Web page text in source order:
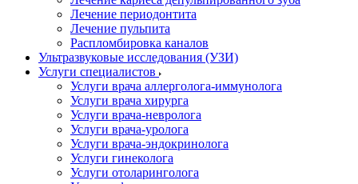
Лечение периодонтита
Лечение пульпита
Распломбировка каналов
Ультразвуковые исследования (УЗИ)
Услуги специалистов
Услуги врача аллерголога-иммунолога
Услуги врача хирурга
Услуги врача-невролога
Услуги врача-уролога
Услуги врача-эндокринолога
Услуги гинеколога
Услуги отоларинголога